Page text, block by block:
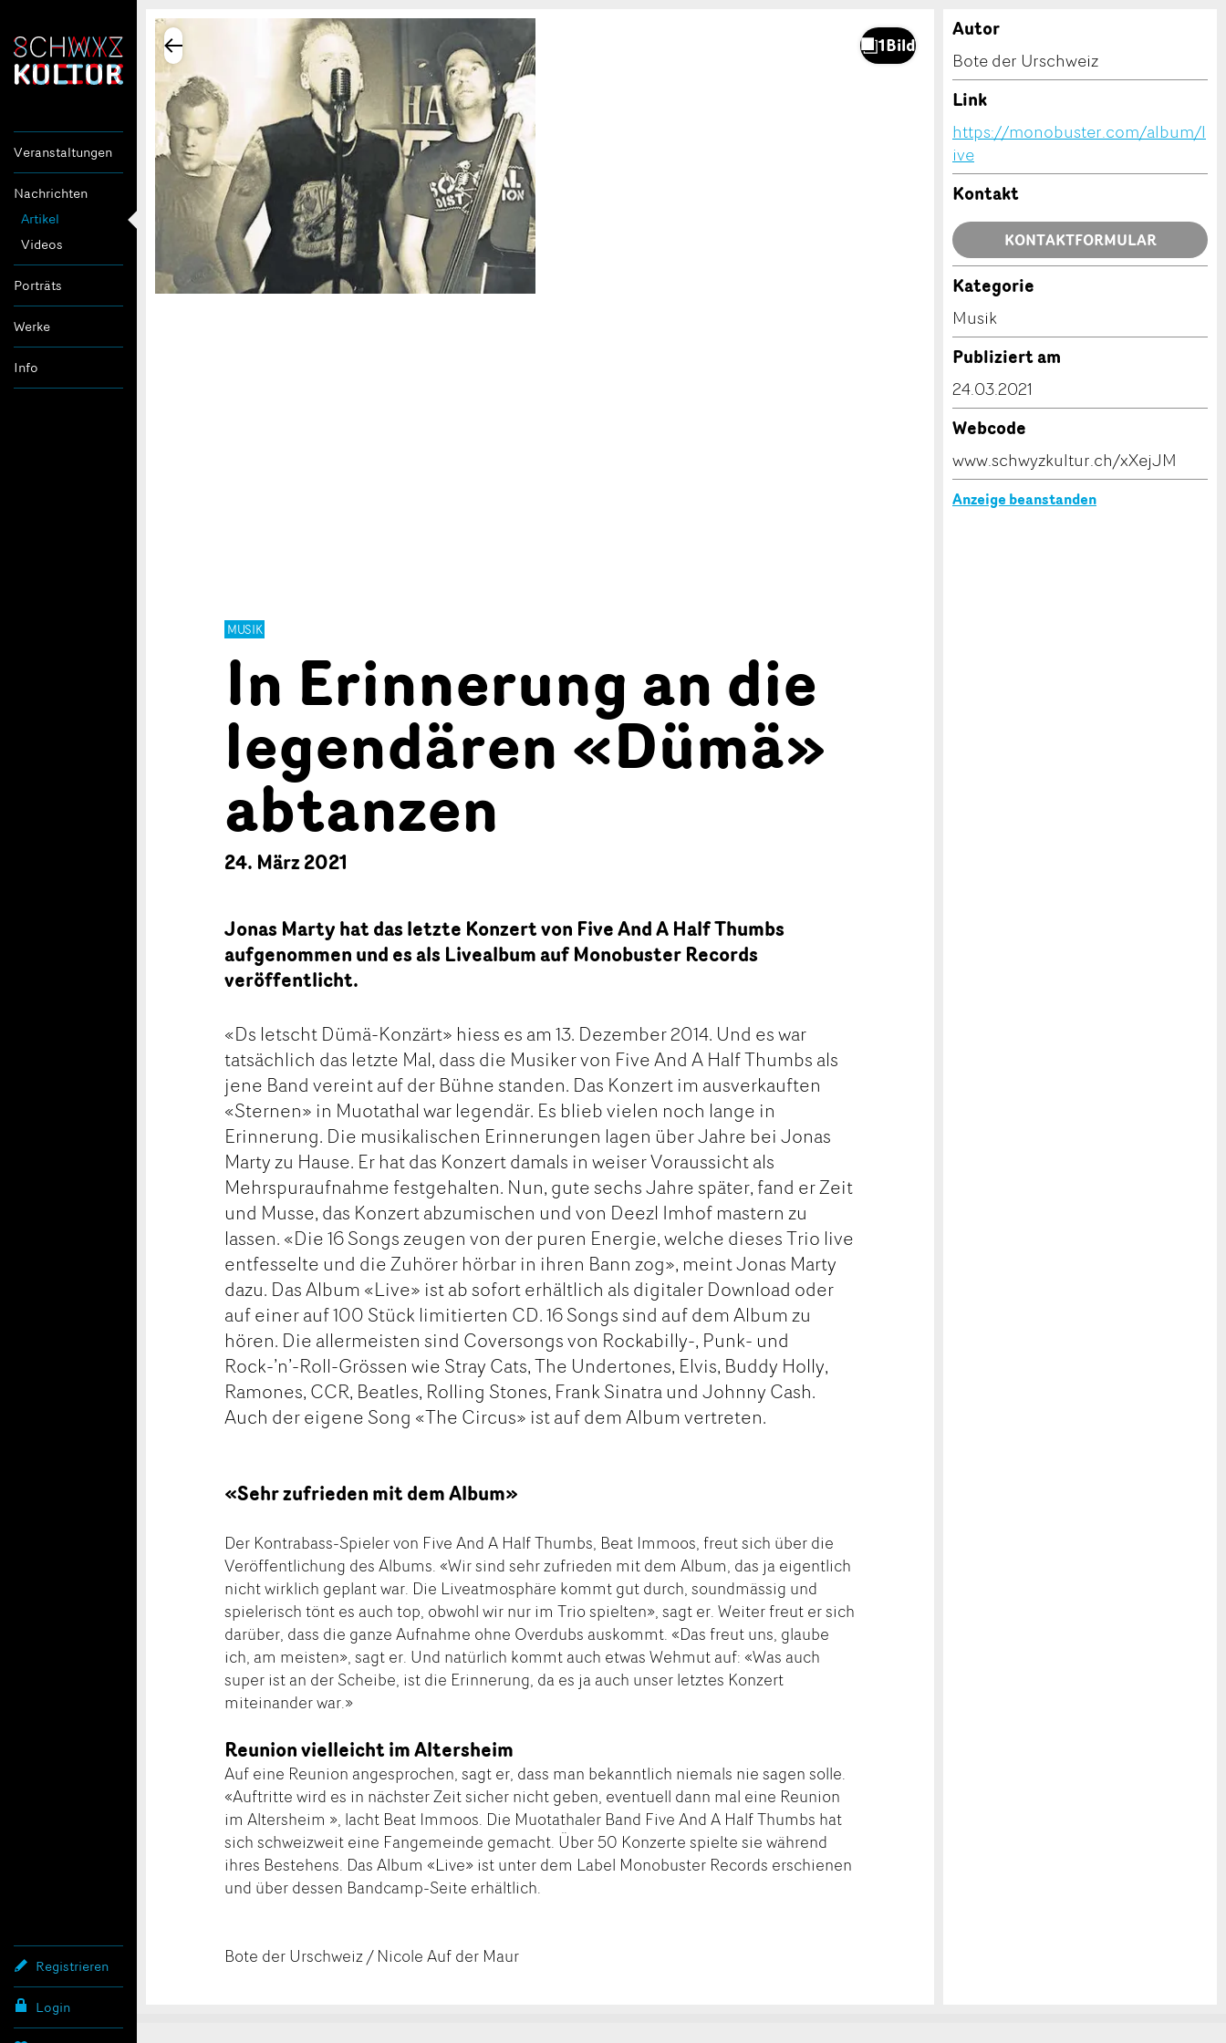
Veranstaltungen
Nachrichten
Artikel
Videos
Porträts
Werke
Info
Registrieren
Login
MUSIK
In Erinnerung an die
legendären «Dümä»
abtanzen
24. März 2021
Jonas Marty hat das letzte Konzert von Five And A Half Thumbs
aufgenommen und es als Livealbum auf Monobuster Records
veröffentlicht.
«Ds letscht Dümä-Konzärt» hiess es am 13. Dezember 2014. Und es war
tatsächlich das letzte Mal, dass die Musiker von Five And A Half Thumbs als
jene Band vereint auf der Bühne standen. Das Konzert im ausverkauften
«Sternen» in Muotathal war legendär. Es blieb vielen noch lange in
Erinnerung. Die musikalischen Erinnerungen lagen über Jahre bei Jonas
Marty zu Hause. Er hat das Konzert damals in weiser Voraussicht als
Mehrspuraufnahme festgehalten. Nun, gute sechs Jahre später, fand er Zeit
und Musse, das Konzert abzumischen und von Deezl Imhof mastern zu
lassen. «Die 16 Songs zeugen von der puren Energie, welche dieses Trio live
entfesselte und die Zuhörer hörbar in ihren Bann zog», meint Jonas Marty
dazu. Das Album «Live» ist ab sofort erhältlich als digitaler Download oder
auf einer auf 100 Stück limitierten CD. 16 Songs sind auf dem Album zu
hören. Die allermeisten sind Coversongs von Rockabilly-, Punk- und
Rock-’n’-Roll-Grössen wie Stray Cats, The Undertones, Elvis, Buddy Holly,
Ramones, CCR, Beatles, Rolling Stones, Frank Sinatra und Johnny Cash.
Auch der eigene Song «The Circus» ist auf dem Album vertreten.
«Sehr zufrieden mit dem Album»
Der Kontrabass-Spieler von Five And A Half Thumbs, Beat Immoos, freut sich über die
Veröffentlichung des Albums. «Wir sind sehr zufrieden mit dem Album, das ja eigentlich
nicht wirklich geplant war. Die Liveatmosphäre kommt gut durch, soundmässig und
spielerisch tönt es auch top, obwohl wir nur im Trio spielten», sagt er. Weiter freut er sich
darüber, dass die ganze Aufnahme ohne Overdubs auskommt. «Das freut uns, glaube
ich, am meisten», sagt er. Und natürlich kommt auch etwas Wehmut auf: «Was auch
super ist an der Scheibe, ist die Erinnerung, da es ja auch unser letztes Konzert
miteinander war.»
Reunion vielleicht im Altersheim
Auf eine Reunion angesprochen, sagt er, dass man bekanntlich niemals nie sagen solle.
«Auftritte wird es in nächster Zeit sicher nicht geben, eventuell dann mal eine Reunion
im Altersheim », lacht Beat Immoos. Die Muotathaler Band Five And A Half Thumbs hat
sich schweizweit eine Fangemeinde gemacht. Über 50 Konzerte spielte sie während
ihres Bestehens. Das Album «Live» ist unter dem Label Monobuster Records erschienen
und über dessen Bandcamp-Seite erhältlich.
Bote der Urschweiz / Nicole Auf der Maur
Autor
Bote der Urschweiz
Link
https://monobuster.com/album/l
ive
Kontakt
KONTAKTFORMULAR
Kategorie
Musik
Publiziert am
24.03.2021
Webcode
www.schwyzkultur.ch/xXejJM
Anzeige beanstanden